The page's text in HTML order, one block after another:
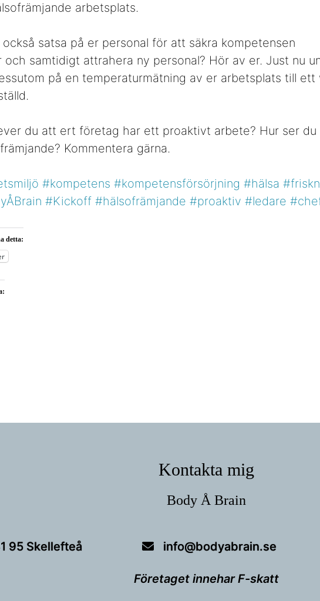
arbetsplats.
också satsa på er personal för att säkra kompetensen
och samtidigt attrahera ny personal? Hör av er. Just nu
på en temperaturmätning av er arbetsplats till ett
du att ert företag har ett proaktivt arbete? Hur ser
Kommentera gärna.
#kompetens #kompetensförsörjning #hälsa
#Kickoff #hälsofrämjande #proaktiv #ledare
detta:
Kontakta mig
Body Å Brain
95 Skellefteå info@bodyabrain.se
Företaget innehar F-skatt